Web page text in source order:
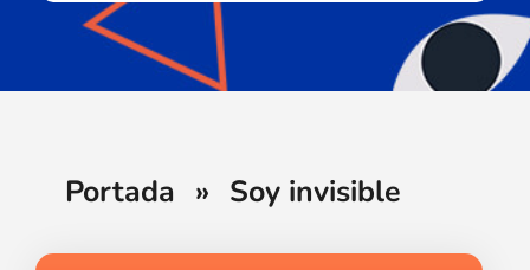
Portada » Soy invisible